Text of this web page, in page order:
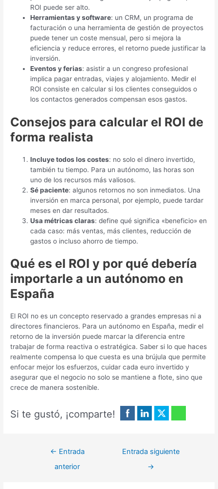
ROI puede ser alto.
Herramientas y software: un CRM, un programa de
facturación o una herramienta de gestión de proyectos
puede tener un coste mensual, pero si mejora la
eficiencia y reduce errores, el retorno puede justificar la
inversión.
Eventos y ferias: asistir a un congreso profesional
implica pagar entradas, viajes y alojamiento. Medir el
ROI consiste en calcular si los clientes conseguidos o
los contactos generados compensan esos gastos.
Consejos para calcular el ROI de
forma realista
Incluye todos los costes: no solo el dinero invertido,
también tu tiempo. Para un autónomo, las horas son
uno de los recursos más valiosos.
Sé paciente: algunos retornos no son inmediatos. Una
inversión en marca personal, por ejemplo, puede tardar
meses en dar resultados.
Usa métricas claras: define qué significa «beneficio» en
cada caso: más ventas, más clientes, reducción de
gastos o incluso ahorro de tiempo.
Qué es el ROI y por qué debería
importarle a un autónomo en
España
El ROI no es un concepto reservado a grandes empresas ni a
directores financieros. Para un autónomo en España, medir el
retorno de la inversión puede marcar la diferencia entre
trabajar de forma reactiva o estratégica. Saber si lo que haces
realmente compensa lo que cuesta es una brújula que permite
enfocar mejor los esfuerzos, cuidar cada euro invertido y
asegurar que el negocio no solo se mantiene a flote, sino que
crece de manera sostenible.
Si te gustó, ¡comparte!
← Entrada
anterior
Entrada siguiente
→